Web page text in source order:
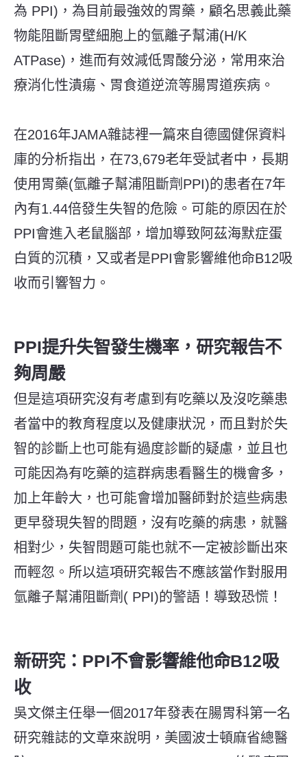
為 PPI) ，為目前最強效的胃藥，顧名思義此藥
物能阻斷胃壁細胞上的氫離子幫浦(H/K
ATPase) ，進而有效減低胃酸分泌，常用來治
療消化性潰瘍、胃食道逆流等腸胃道疾病。
在2016年JAMA雜誌裡一篇來自德國健保資料
庫的分析指出，在73,679老年受試者中，長期
使用胃藥(氫離子幫浦阻斷劑 PPI)的患者在7年
內有1.44倍發生失智的危險。可能的原因在於
PPI會進入老鼠腦部，增加導致阿茲海默症蛋
白質的沉積，又或者是PPI會影響維他命B12吸
收而引響智力。
PPI提升失智發生機率，研究報告不
夠周嚴
但是這項研究沒有考慮到有吃藥以及沒吃藥患
者當中的教育程度以及健康狀況，而且對於失
智的診斷上也可能有過度診斷的疑慮，並且也
可能因為有吃藥的這群病患看醫生的機會多，
加上年齡大，也可能會增加醫師對於這些病患
更早發現失智的問題，沒有吃藥的病患，就醫
相對少，失智問題可能也就不一定被診斷出來
而輕忽。所以這項研究報告不應該當作對服用
氫離子幫浦阻斷劑 ( PPI)的警語！導致恐慌！
新研究：PPI不會影響維他命B12吸
收
吳文傑主任舉一個2017年發表在腸胃科第一名
研究雜誌的文章來說明，美國波士頓麻省總醫